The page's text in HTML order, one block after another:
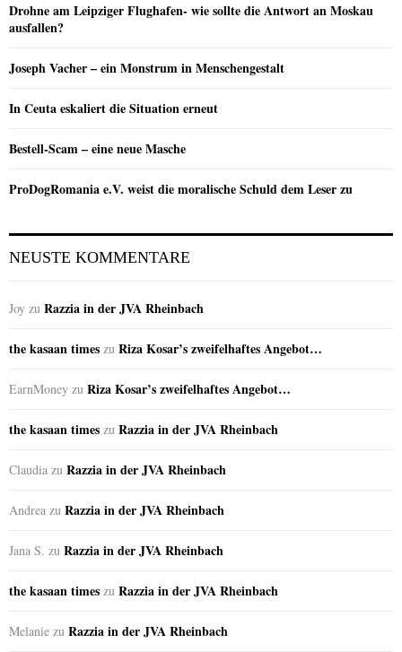
Drohne am Leipziger Flughafen- wie sollte die Antwort an Moskau
ausfallen?
Joseph Vacher – ein Monstrum in Menschengestalt
In Ceuta eskaliert die Situation erneut
Bestell-Scam – eine neue Masche
ProDogRomania e.V. weist die moralische Schuld dem Leser zu
NEUSTE KOMMENTARE
Joy zu Razzia in der JVA Rheinbach
the kasaan times zu Riza Kosar’s zweifelhaftes Angebot…
EarnMoney zu Riza Kosar’s zweifelhaftes Angebot…
the kasaan times zu Razzia in der JVA Rheinbach
Claudia zu Razzia in der JVA Rheinbach
Andrea zu Razzia in der JVA Rheinbach
Jana S. zu Razzia in der JVA Rheinbach
the kasaan times zu Razzia in der JVA Rheinbach
Melanie zu Razzia in der JVA Rheinbach